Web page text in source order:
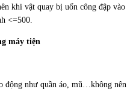
khi vật quay bị uốn công đập vào
<=500.
máy tiện
động như quần áo, mũ…không nên